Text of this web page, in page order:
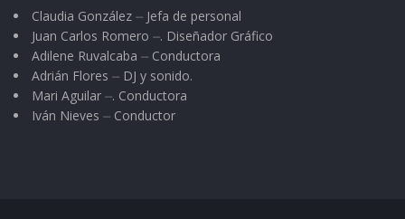
Claudia González ⏤ Jefa de personal
Juan Carlos Romero ⏤. Diseñador Gráfico
Adilene Ruvalcaba ⏤ Conductora
Adrián Flores ⏤ DJ y sonido.
Mari Aguilar ⏤. Conductora
Iván Nieves ⏤ Conductor